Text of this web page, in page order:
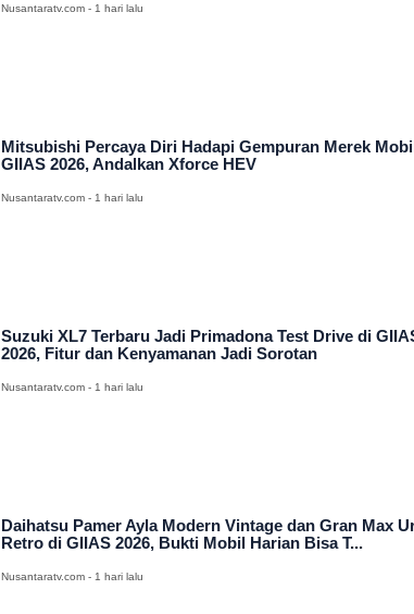
Nusantaratv.com - 1 hari lalu
Mitsubishi Percaya Diri Hadapi Gempuran Merek
GIIAS 2026, Andalkan Xforce HEV
Nusantaratv.com - 1 hari lalu
Suzuki XL7 Terbaru Jadi Primadona Test Drive di
2026, Fitur dan Kenyamanan Jadi Sorotan
Nusantaratv.com - 1 hari lalu
Daihatsu Pamer Ayla Modern Vintage dan Gran Max
Retro di GIIAS 2026, Bukti Mobil Harian Bisa T...
Nusantaratv.com - 1 hari lalu